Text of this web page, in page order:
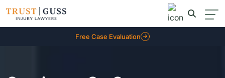
Free Case Evaluation